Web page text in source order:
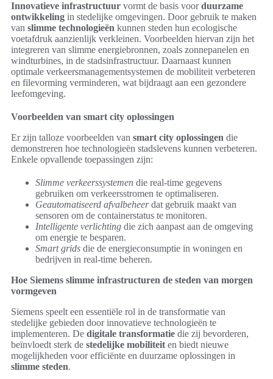
Innovatieve infrastructuur vormt de basis voorduurzame
ontwikkeling in stedelijke omgevingen. Door gebruik te maken
van slimme technologieën kunnen steden hun ecologische
voetafdruk aanzienlijk verkleinen. Voorbeelden hiervan zijn het
integreren van slimme energiebronnen, zoals zonnepanelen en
windturbines, in de stadsinfrastructuur. Daarnaast kunnen
optimale verkeersmanagementsystemen de mobiliteit verbeteren
en filevorming verminderen, wat bijdraagt aan een gezondere
leefomgeving.
Voorbeelden van smart city oplossingen
Er zijn talloze voorbeelden van smart city oplossingen die
demonstreren hoe technologieën stadslevens kunnen verbeteren.
Enkele opvallende toepassingen zijn:
Slimme verkeerssystemen die real-time gegevens
gebruiken om verkeersstromen te optimaliseren.
Geautomatiseerd afvalbeheerdat gebruik maakt van
sensoren om de containerstatus te monitoren.
Intelligente verlichting die zich aanpast aan de omgeving
om energie te besparen.
Smart grids die de energieconsumptie in woningen en
bedrijven in real-time beheren.
Hoe Siemens slimme infrastructuren de steden van morgen
vormgeven
Siemens speelt een essentiële rol in de transformatie van
stedelijke gebieden door innovatieve technologieën te
implementeren. De digitale transformatie die zij bevorderen,
beïnvloedt sterk de stedelijke mobiliteit en biedt nieuwe
mogelijkheden voor efficiënte en duurzame oplossingen in
slimme steden.